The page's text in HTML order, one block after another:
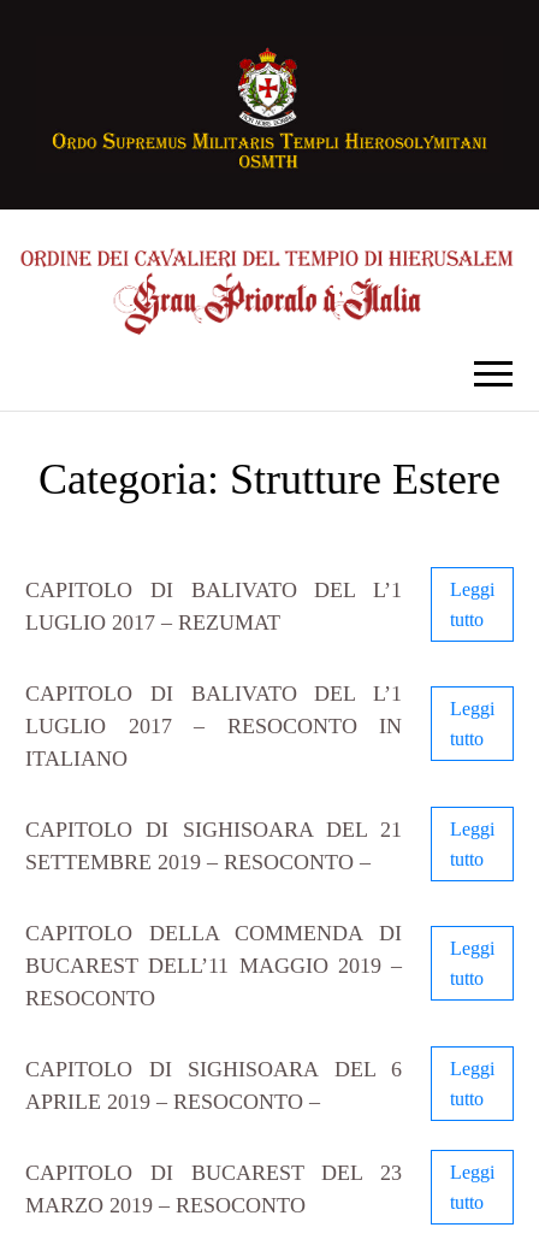
Categoria: Strutture Estere
CAPITOLO DI BALIVATO DEL L’1
LUGLIO 2017 – REZUMAT
Leggi
tutto
CAPITOLO DI BALIVATO DEL L’1
LUGLIO 2017 – RESOCONTO IN
ITALIANO
Leggi
tutto
CAPITOLO DI SIGHISOARA DEL 21
SETTEMBRE 2019 – RESOCONTO –
Leggi
tutto
CAPITOLO DELLA COMMENDA DI
BUCAREST DELL’11 MAGGIO 2019 –
RESOCONTO
Leggi
tutto
CAPITOLO DI SIGHISOARA DEL 6
APRILE 2019 – RESOCONTO –
Leggi
tutto
CAPITOLO DI BUCAREST DEL 23
MARZO 2019 – RESOCONTO
Leggi
tutto